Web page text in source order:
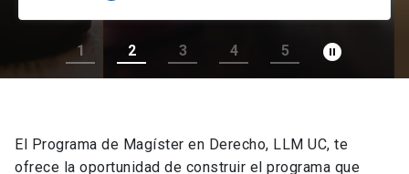
1 2 3 4 5 pause_circle_filled
El Programa de Magíster en Derecho, LLM UC, te
ofrece la oportunidad de construir el programa que